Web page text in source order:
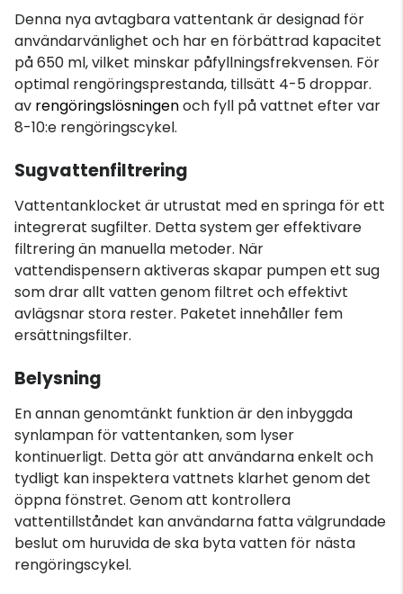
Denna nya avtagbara vattentank är designad för
användarvänlighet och har en förbättrad kapacitet
på 650 ml, vilket minskar påfyllningsfrekvensen. För
optimal rengöringsprestanda, tillsätt 4-5 droppar.
av rengöringslösningenoch fyll på vattnet efter var
8-10:e rengöringscykel.
Sugvattenfiltrering
Vattentanklocket är utrustat med en springa för ett
integrerat sugfilter. Detta system ger effektivare
filtrering än manuella metoder. När
vattendispensern aktiveras skapar pumpen ett sug
som drar allt vatten genom filtret och effektivt
avlägsnar stora rester. Paketet innehåller fem
ersättningsfilter.
Belysning
En annan genomtänkt funktion är den inbyggda
synlampan för vattentanken, som lyser
kontinuerligt. Detta gör att användarna enkelt och
tydligt kan inspektera vattnets klarhet genom det
öppna fönstret. Genom att kontrollera
vattentillståndet kan användarna fatta välgrundade
beslut om huruvida de ska byta vatten för nästa
rengöringscykel.